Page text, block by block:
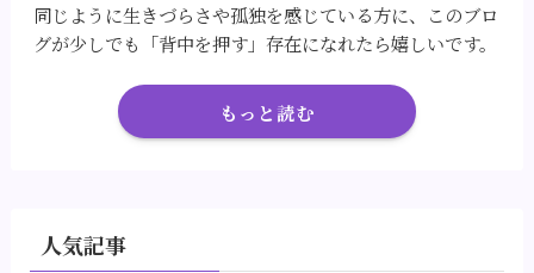
同じように生きづらさや孤独を感じている方に、このブロ
グが少しでも「背中を押す」存在になれたら嬉しいです。
もっと読む
人気記事